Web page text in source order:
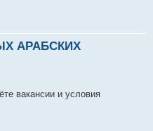
АРАБСКИХ
вакансии и условия